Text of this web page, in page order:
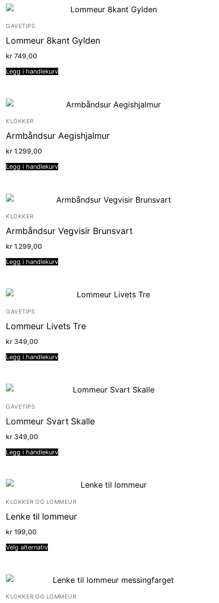
GAVETIPS
Lommeur 8kant Gylden
kr 749,00
Legg i handlekurv
KLOKKER
Armbåndsur Aegishjalmur
kr 1.299,00
Legg i handlekurv
KLOKKER
Armbåndsur Vegvisir Brunsvart
kr 1.299,00
Legg i handlekurv
GAVETIPS
Lommeur Livets Tre
kr 349,00
Legg i handlekurv
GAVETIPS
Lommeur Svart Skalle
kr 349,00
Legg i handlekurv
KLOKKER OG LOMMEUR
Lenke til lommeur
kr 199,00
Velg alternativ
KLOKKER OG LOMMEUR